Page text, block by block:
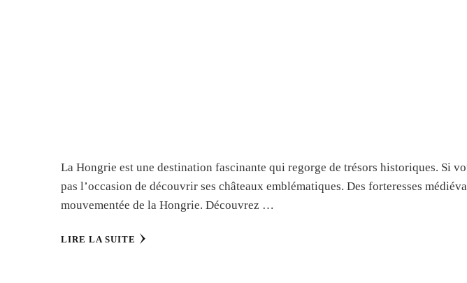
La Hongrie est une destination fascinante qui regorge de trésors historiques. Si
pas l’occasion de découvrir ses châteaux emblématiques. Des forteresses
mouvementée de la Hongrie. Découvrez …
LIRE LA SUITE